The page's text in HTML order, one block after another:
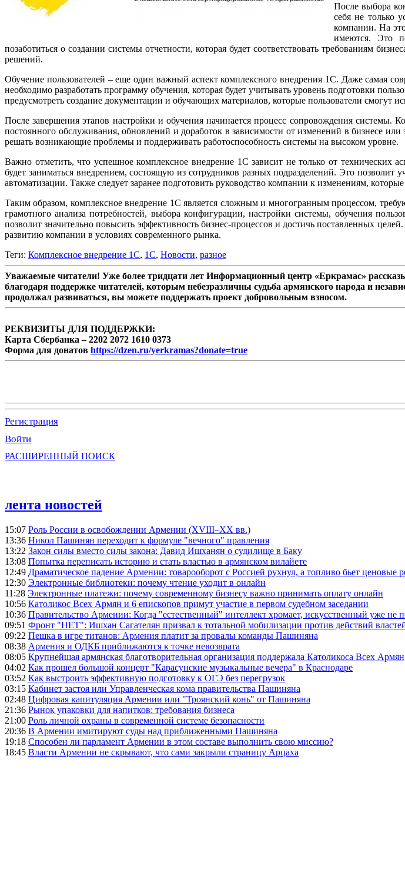
После выбора
себя не только
компании. На
имеются. Это
позаботиться о создании системы отчетности, которая будет соответствовать требованиям
решений.
Обучение пользователей – еще один важный аспект комплексного внедрения 1С. Даже самая
необходимо разработать программу обучения, которая будет учитывать уровень подготовки
предусмотреть создание документации и обучающих материалов, которые пользователи смогут
После завершения этапов настройки и обучения начинается процесс сопровождения системы.
постоянного обслуживания, обновлений и доработок в зависимости от изменений в бизнесе
решать возникающие проблемы и поддерживать работоспособность системы на высоком уровне.
Важно отметить, что успешное комплексное внедрение 1С зависит не только от технических
будет заниматься внедрением, состоящую из сотрудников разных подразделений. Это
автоматизации. Также следует заранее подготовить руководство компании к изменениям,
Таким образом, комплексное внедрение 1С является сложным и многогранным процессом,
грамотного анализа потребностей, выбора конфигурации, настройки системы, обучения
позволит значительно повысить эффективность бизнес-процессов и достичь поставленных
развитию компании в условиях современного рынка.
Теги: Комплексное внедрение 1С, 1С, Новости, разное
Уважаемые читатели! Уже более тридцати лет Информационный центр «Еркрамас»
благодаря поддержке читателей, которым небезразличны судьба армянского народа и
продолжал развиваться, вы можете поддержать проект добровольным взносом.
РЕКВИЗИТЫ ДЛЯ ПОДДЕРЖКИ:
Карта Сбербанка – 2202 2072 1610 0373
Форма для донатов https://dzen.ru/yerkramas?donate=true
Регистрация
Войти
РАСШИРЕННЫЙ ПОИСК
лента новостей
15:07 Роль России в освобождении Армении (XVIII–XX вв.)
13:36 Никол Пашинян переходит к формуле "вечного" правления
13:22 Закон силы вместо силы закона: Давид Ишханян о судилище в Баку
13:08 Попытка переписать историю и стать властью в армянском вилайете
12:49 Драматическое падение Армении: товарооборот с Россией рухнул, а топливо бьет ценовые
12:30 Электронные библиотеки: почему чтение уходит в онлайн
11:28 Электронные платежи: почему современному бизнесу важно принимать оплату онлайн
10:56 Католикос Всех Армян и 6 епископов примут участие в первом судебном заседании
10:36 Правительство Армении: Когда "естественный" интеллект хромает, искусственный уже не
09:51 Фронт "НЕТ": Ишхан Сагателян призвал к тотальной мобилизации против действий
09:22 Пешка в игре титанов: Армения платит за провалы команды Пашиняна
08:38 Армения и ОДКБ приближаются к точке невозврата
08:05 Крупнейшая армянская благотворительная организация поддержала Католикоса Всех Армян
04:02 Как прошел большой концерт "Карасунские музыкальные вечера" в Краснодаре
03:52 Как выстроить эффективную подготовку к ОГЭ без перегрузок
03:15 Кабинет застоя или Управленческая кома правительства Пашиняна
02:48 Цифровая капитуляция Армении или "Троянский конь" от Пашиняна
21:36 Рынок упаковки для напитков: требования бизнеса
21:00 Роль личной охраны в современной системе безопасности
20:36 В Армении имитируют суды над приближенными Пашиняна
19:18 Способен ли парламент Армении в этом составе выполнить свою миссию?
18:45 Власти Армении не скрывают, что сами закрыли страницу Арцаха